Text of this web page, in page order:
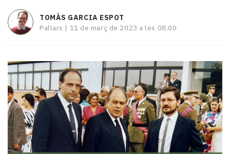
Esports
Mai
i
mitjans
El
temps
Reportatges
Entrevistes
Enquestes
A
TOMÀS GARCIA ESPOT
Pallars | 11 de març de 2023 a les 08:00